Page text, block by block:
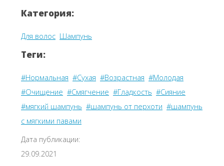
Категория:
Для волос Шампунь
Теги:
#Нормальная #Сухая #Возрастная #Молодая
#Очищение #Смягчение #Гладкость #Сияние
#мягкий шампунь #шампунь от перхоти #шампунь
с мягкими павами
Дата публикации:
29.09.2021